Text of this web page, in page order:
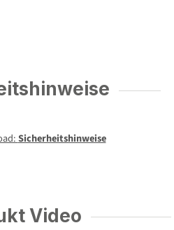
Sicherheitshinweise
Video